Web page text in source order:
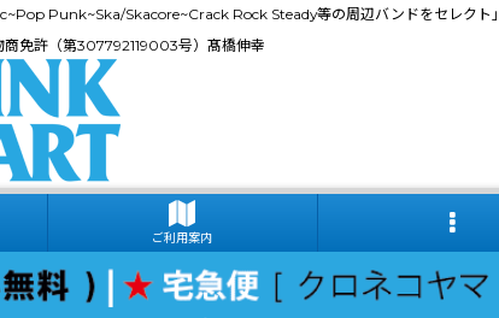
Punk~Ska/Skacore~Crack Rock Steady等の周辺バンドをセレクト」
商免許（第307792119003号）髙橋伸幸
ご利用案内